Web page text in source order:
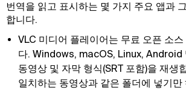
번역을 읽고 표시하는 몇 가지 주요 앱과
합니다.
VLC 미디어 플레이어는 무료 오픈 소
다. Windows, macOS, Linux, Android
동영상 및 자막 형식(SRT 포함)을 재생
일치하는 동영상과 같은 폴더에 넣기만